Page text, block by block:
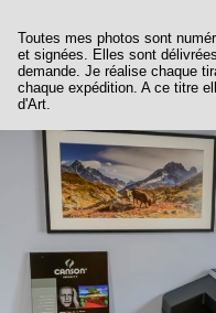
Toutes mes photos sont
et signées. Elles sont
demande. Je réalise chaque
chaque expédition. A ce titre
d'Art.